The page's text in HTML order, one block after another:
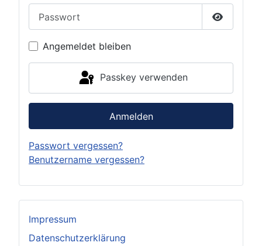
Passwort
Angemeldet bleiben
Passkey verwenden
Anmelden
Passwort vergessen?
Benutzername vergessen?
Impressum
Datenschutzerklärung